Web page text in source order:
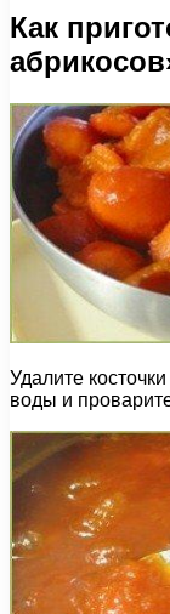
Как
Удалите
воды и